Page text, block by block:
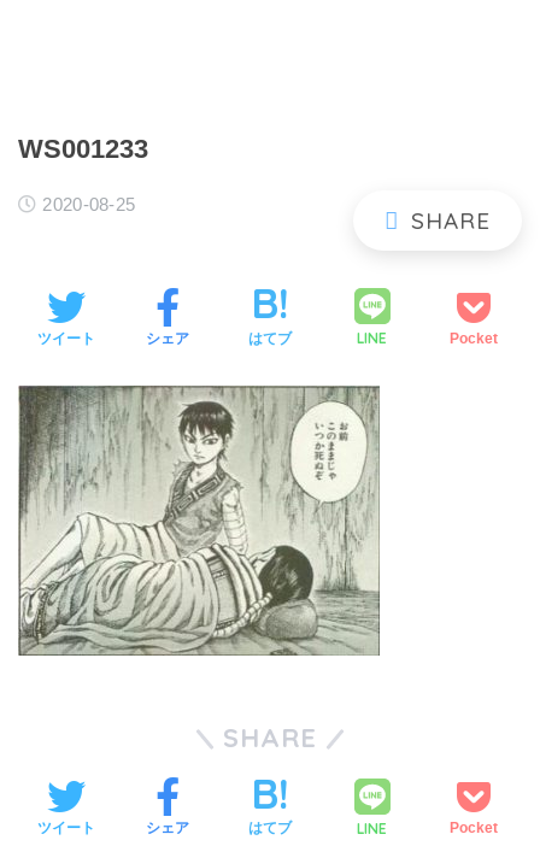
WS001233
2020-08-25
ツイート シェア はてブ LINE Pocket
SHARE
ツイート シェア はてブ LINE Pocket